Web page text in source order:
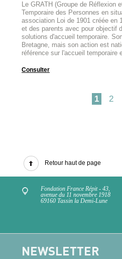
Le GRATH (Groupe de Réflexion
Temporaire des Personnes en
association Loi de 1901 créée en
et des parents avec pour objectif
solutions d'accueil temporaire.
Bretagne, mais son action est
référence sur l'accueil temporaire
Consulter
1 2
Retour haut de page
Fondation France Répit - 43,
avenue du 11 novembre 1918
69160 Tassin la Demi-Lune
NEWSLETTER